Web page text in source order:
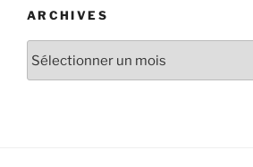
ARCHIVES